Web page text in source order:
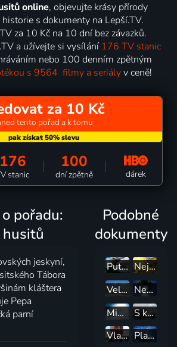
online, objevujte krásy přírody
s dokumenty na Lepší.TV.
za 10 Kč na 10 dní bez závazků.
a užívejte si vysílání 176 TV stanic
nebo 100 denním zpětným
s 9564 filmy a seriályv ceně!
za 10 Kč
tento pořad a k tomu
176
stanic
100
dní zpětně dárek
pořadu:
husitů
jeskyní,
Tábora
kláštera
Pepa
parní
Podobné
dokumenty
Putování s párou
Nejnebezpečnější letiště světa
Velké vlakové putování
Neobjasněná akta NASA
Mimozemšťané na Aljašce
S karavanem do Skotska
Vlakem kolem světa
Plavba snů